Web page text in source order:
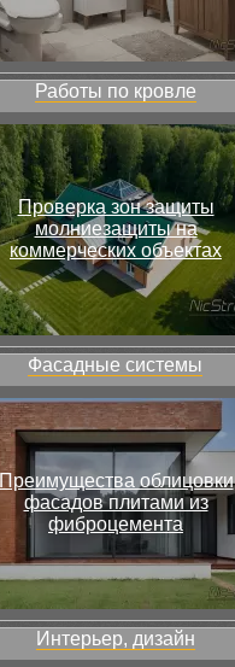
Работы по кровле
Проверка зон защиты
молниезащиты на
коммерческих объектах
Фасадные системы
Преимущества облицовки
фасадов плитами из
фиброцемента
Интерьер, дизайн